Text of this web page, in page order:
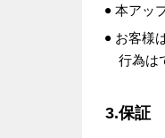
本アッ
お客様
行為は
3.保証